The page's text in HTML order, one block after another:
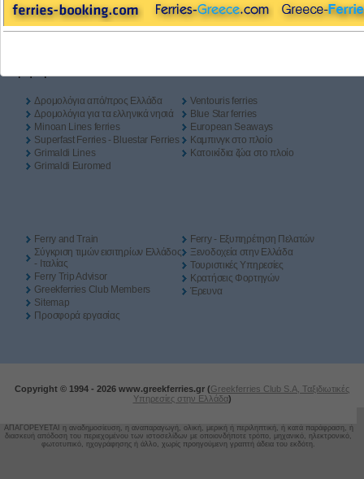
Δρομολόγια από/προς Ελλάδα
Δρομολόγια για τα ελληνικά νησιά
Minoan Lines ferries
Superfast Ferries - Bluestar Ferries
Grimaldi Lines
Grimaldi Euromed
Ventouris ferries
Blue Star ferries
European Seaways
Καμπινγκ στο πλοίο
Kατοικίδια ζώα στο πλοίο
Ferry and Train
Σύγκριση τιμών εισιτηρίων Ελλάδος
- Ιταλίας
Ferry Trip Advisor
Greekferries Club Members
Sitemap
Προσφορά εργασίας
Ferry - Εξυπηρέτηση Πελατών
Ξενοδοχεία στην Ελλάδα
Τουριστικές Υπηρεσίες
Κρατήσεις Φορτηγών
Έρευνα
Copyright © 1994 - 2026 www.greekferries.gr (Greekferries Club S.A, Ταξιδιωτικές
Υπηρεσίες στην Ελλάδα)
ΑΠΑΓΟΡΕΥΕΤΑΙ η αναδημοσίευση, η αναπαραγωγή, ολική, μερική ή περιληπτική, ή κατά παράφραση, ή
διασκευή απόδοση του περιεχομένου των ιστοσελίδων με οποιονδήποτε τρόπο, μηχανικό, ηλεκτρονικό,
φωτοτυπικό, ηχογράφησης ή άλλο, χωρίς προηγούμενη γραπτή άδεια του εκδότη.